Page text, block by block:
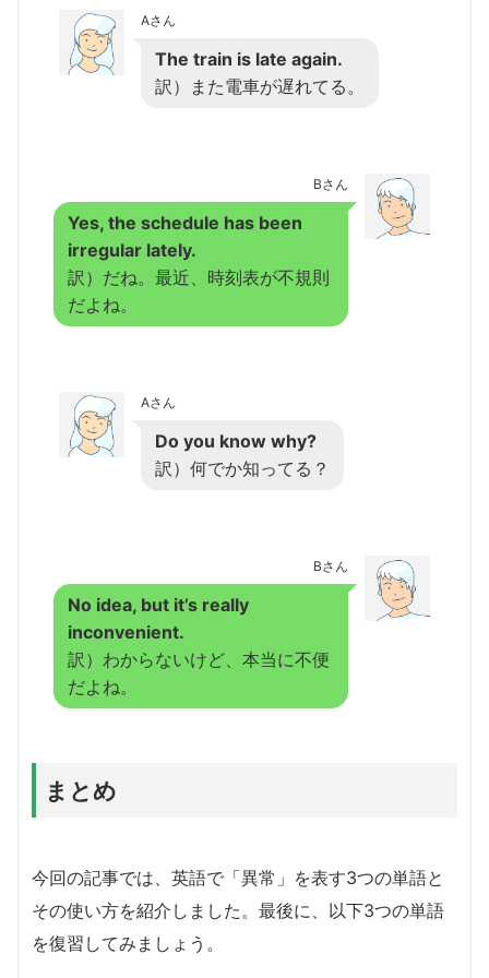
Aさん
The train is late again.
訳）また電車が遅れてる。
Bさん
Yes, the schedule has been
irregular lately.
訳）だね。最近、時刻表が不規則
だよね。
Aさん
Do you know why?
訳）何でか知ってる？
Bさん
No idea, but it’s really
inconvenient.
訳）わからないけど、本当に不便
だよね。
まとめ
今回の記事では、英語で「異常」を表す3つの単語と
その使い方を紹介しました。最後に、以下3つの単語
を復習してみましょう。